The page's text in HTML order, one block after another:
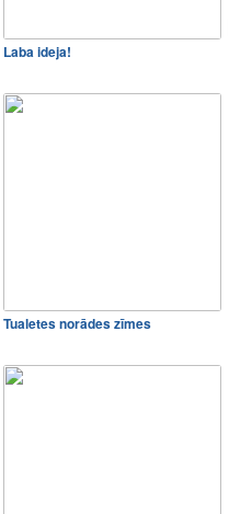
Laba ideja!
Tualetes norādes zīmes